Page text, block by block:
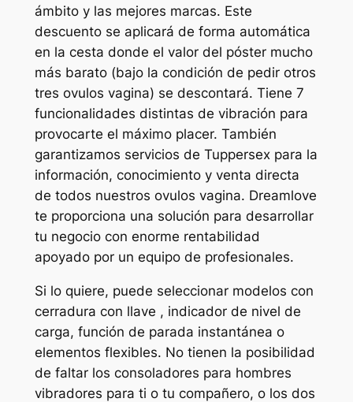
ámbito y las mejores marcas. Este
descuento se aplicará de forma automática
en la cesta donde el valor del póster mucho
más barato (bajo la condición de pedir otros
tres ovulos vagina) se descontará. Tiene 7
funcionalidades distintas de vibración para
provocarte el máximo placer. También
garantizamos servicios de Tuppersex para la
información, conocimiento y venta directa
de todos nuestros ovulos vagina. Dreamlove
te proporciona una solución para desarrollar
tu negocio con enorme rentabilidad
apoyado por un equipo de profesionales.
Si lo quiere, puede seleccionar modelos con
cerradura con llave , indicador de nivel de
carga, función de parada instantánea o
elementos flexibles. No tienen la posibilidad
de faltar los consoladores para hombres
vibradores para ti o tu compañero, o los dos